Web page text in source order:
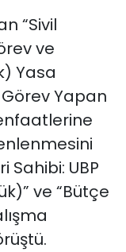
“Sivil
ve
Yasa
Görev Yapan
Sahibi: UBP
ve “Bütçe